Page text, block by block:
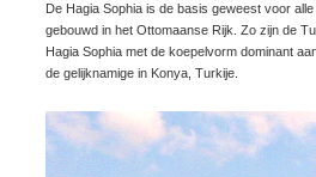
De Hagia Sophia is de basis geweest voor
gebouwd in het Ottomaanse Rijk. Zo zijn de
Hagia Sophia met de koepelvorm dominant
de gelijknamige in Konya, Turkije.